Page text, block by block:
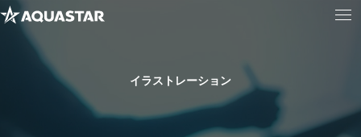
イラストレーション